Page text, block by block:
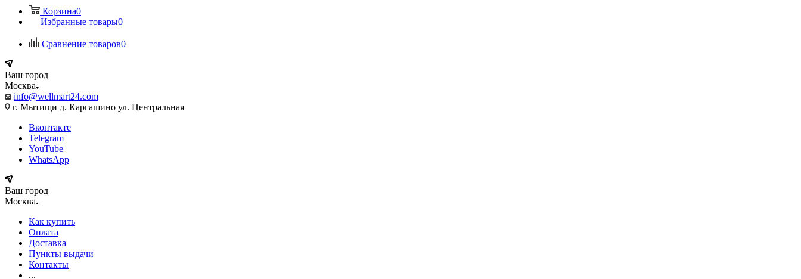
Корзина0
Избранные товары0
Сравнение товаров0
Ваш город
Москва
info@wellmart24.com
г. Мытищи д. Каргашино ул. Центральная
Вконтакте
Telegram
YouTube
WhatsApp
Ваш город
Москва
Как купить
Оплата
Доставка
Пункты выдачи
Контакты
...